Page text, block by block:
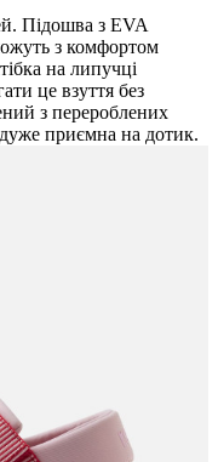
Підошва з EVA
з комфортом
на липучці
це взуття без
з перероблених
дуже приємна на дотик.